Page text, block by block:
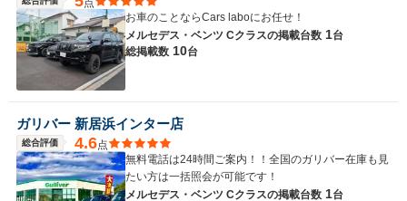
お車のことならCars laboにお任せ！
メルセデス・ベンツ Cクラスの掲載台数 1台
総掲載数 10台
ガリバー 新居浜インター店
総合評価 4.6点
無料電話は24時間ご案内！！全国のガリバー在庫も見
たい方は一括照会が可能です！
メルセデス・ベンツ Cクラスの掲載台数 1台